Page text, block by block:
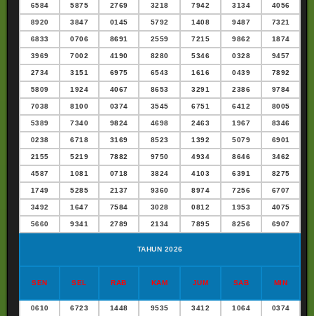
6584 5875 2769 3218 7942 3134 4056
8920 3847 0145 5792 1408 9487 7321
6833 0706 8691 2559 7215 9862 1874
3969 7002 4190 8280 5346 0328 9457
2734 3151 6975 6543 1616 0439 7892
5809 1924 4067 8653 3291 2386 9784
7038 8100 0374 3545 6751 6412 8005
5389 7340 9824 4698 2463 1967 8346
0238 6718 3169 8523 1392 5079 6901
2155 5219 7882 9750 4934 8646 3462
4587 1081 0718 3824 4103 6391 8275
1749 5285 2137 9360 8974 7256 6707
3492 1647 7584 3028 0812 1953 4075
5660 9341 2789 2134 7895 8256 6907
TAHUN 2026
SEN SEL RAB KAM JUM SAB MIN
0610 6723 1448 9535 3412 1064 0374